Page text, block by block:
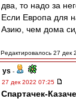
два, то надо за
Если Европа для
Азию, чем дома
Редактировалось 27 дек
ys -
27 дек 2022 07:25
Спартачек-